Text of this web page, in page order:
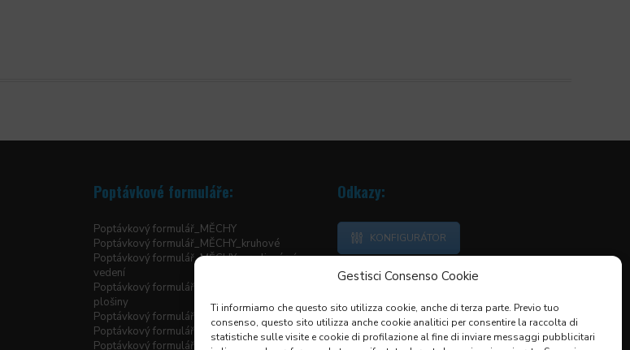
Gestisci Consenso Cookie
Ti informiamo che questo sito utilizza cookie, anche di terza parte. Previo tuo
consenso, questo sito utilizza anche cookie analitici per consentire la raccolta di
statistiche sulle visite e cookie di profilazione al fine di inviare messaggi pubblicitari
Poptávkové formuláře:
Poptávkový formulář_MĚCHY
Poptávkový formulář_MĚCHY_kruhové
Poptávkový formulář_MĚCHY_pro lineární
vedení
Poptávkový formulář_MĚCHY_pro zvedací
plošiny
Poptávkový formulář_MĚCHY_šité hranaté
Poptávkový formulář_ROLETOVÉ KRYTY
Poptávkový formulář_TELESKOPICKÉ KRYTY
Odkazy:
KONFIGURÁTOR